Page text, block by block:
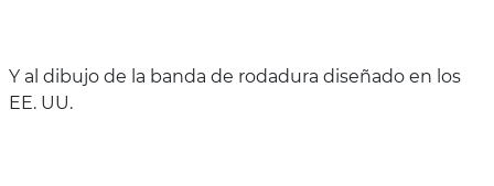
Y al dibujo de la banda de rodadura diseñado en los
EE. UU.